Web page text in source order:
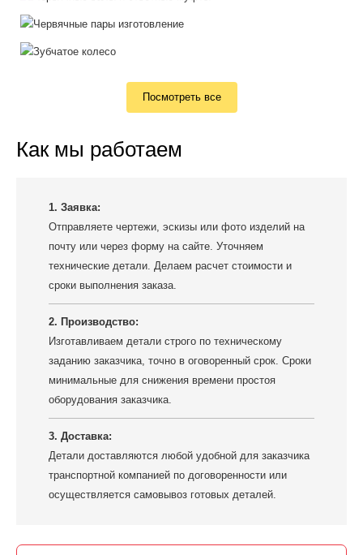
Посмотреть все
Как мы работаем
1. Заявка:
Отправляете чертежи, эскизы или фото изделий на
почту или через форму на сайте. Уточняем
технические детали. Делаем расчет стоимости и
сроки выполнения заказа.
2. Производство:
Изготавливаем детали строго по техническому
заданию заказчика, точно в оговоренный срок. Сроки
минимальные для снижения времени простоя
оборудования заказчика.
3. Доставка:
Детали доставляются любой удобной для заказчика
транспортной компанией по договоренности или
осуществляется самовывоз готовых деталей.